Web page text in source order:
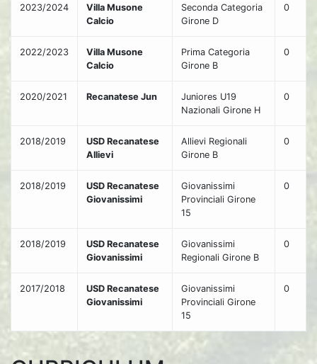
2023/2024
Villa Musone
Calcio
Seconda Categoria
Girone D
0
2022/2023
Villa Musone
Calcio
Prima Categoria
Girone B
0
2020/2021 Recanatese Jun
Juniores U19
Nazionali Girone H
0
2018/2019
USD Recanatese
Allievi
Allievi Regionali
Girone B
0
2018/2019
USD Recanatese
Giovanissimi
Giovanissimi
Provinciali Girone
15
0
2018/2019
USD Recanatese
Giovanissimi
Giovanissimi
Regionali Girone B
0
2017/2018
USD Recanatese
Giovanissimi
Giovanissimi
Provinciali Girone
15
0